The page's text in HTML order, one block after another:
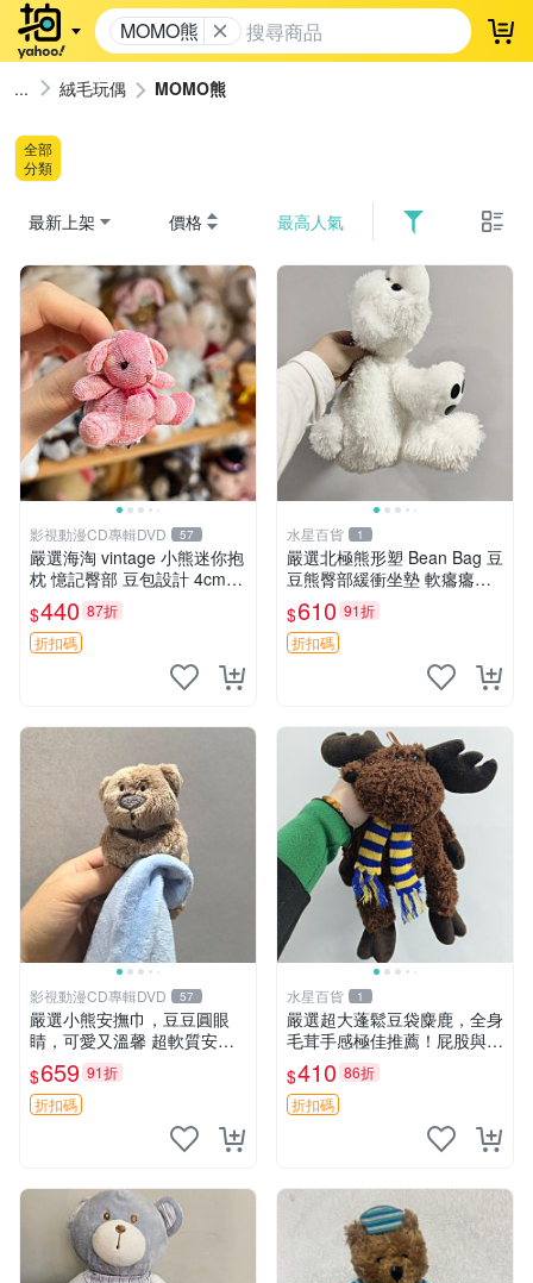
MOMO熊 登
絨毛玩偶 MOMO熊
全部
分類
最新上架 價格 最高人氣
影視動漫CD專輯DVD 57
嚴選海淘 vintage 小熊迷你抱
枕 憶記臀部 豆包設計 4cm
高 推薦收藏 迷你豆包小熊、
高臀部、豆袋抱枕
$440 87折
折扣碼
水星百貨 1
嚴選北極熊形塑 Bean Bag 豆
豆熊臀部緩衝坐墊 軟癟癟舒
壓設計 保暖又實用 適合久坐
放松 推薦居家使用 RUSS系
列 豆豆熊屁屁坐墊 3D顆粒結
$610 91折
折扣碼
影視動漫CD專輯DVD 57
嚴選小熊安撫巾，豆豆圓眼
睛，可愛又溫馨 超軟質安撫
巾，豆豆設計，哄睡好幫手
約克豆豆眼安撫巾 數碼豆豆
眼
$659 91折
折扣碼
水星百貨 1
嚴選超大蓬鬆豆袋麋鹿，全身
毛茸手感極佳推薦！屁股與四
肢填充均勻，適合收藏與孩童
共賞。 麋鹿 豆袋 毛茸玩具
$410 86折
折扣碼